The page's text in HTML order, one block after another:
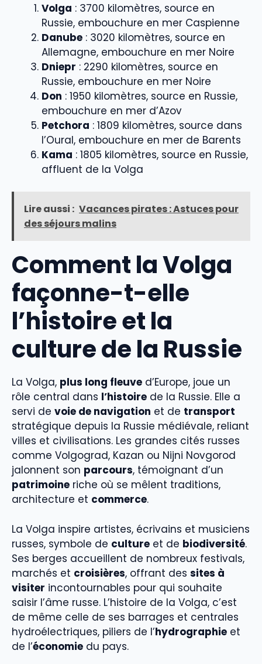
Volga : 3700 kilomètres, source en
Russie, embouchure en mer Caspienne
Danube : 3020 kilomètres, source en
Allemagne, embouchure en mer Noire
Dniepr : 2290 kilomètres, source en
Russie, embouchure en mer Noire
Don : 1950 kilomètres, source en Russie,
embouchure en mer d’Azov
Petchora : 1809 kilomètres, source dans
l’Oural, embouchure en mer de Barents
Kama : 1805 kilomètres, source en Russie,
affluent de la Volga
Lire aussi : Vacances pirates : Astuces pour
des séjours malins
Comment la Volga
façonne-t-elle
l’histoire et la
culture de la Russie
La Volga, plus long fleuve d’Europe, joue un
rôle central dans l’histoire de la Russie. Elle a
servi de voie de navigation et de transport
stratégique depuis la Russie médiévale, reliant
villes et civilisations. Les grandes cités russes
comme Volgograd, Kazan ou Nijni Novgorod
jalonnent son parcours, témoignant d’un
patrimoine riche où se mêlent traditions,
architecture et commerce.
La Volga inspire artistes, écrivains et musiciens
russes, symbole de culture et de biodiversité.
Ses berges accueillent de nombreux festivals,
marchés et croisières, offrant des sites à
visiter incontournables pour qui souhaite
saisir l’âme russe. L’histoire de la Volga, c’est
de même celle de ses barrages et centrales
hydroélectriques, piliers de l’hydrographie et
de l’économie du pays.